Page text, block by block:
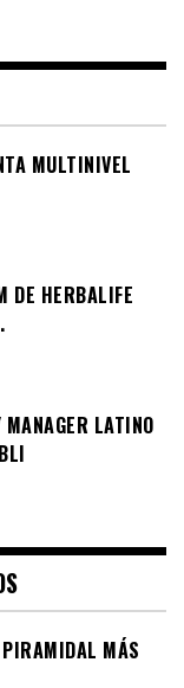
MULTINIVEL
DE HERBALIFE
MANAGER LATINO
PIRAMIDAL MÁS